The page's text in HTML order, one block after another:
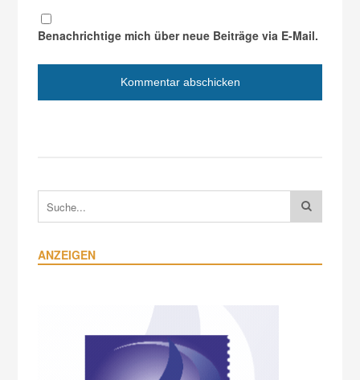
Benachrichtige mich über neue Beiträge via E-Mail.
ANZEIGEN